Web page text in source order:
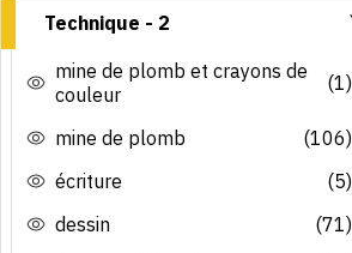
Technique - 2
mine de plomb et crayons de
couleur
(1)
mine de plomb
(106)
écriture
(5)
dessin
(71)